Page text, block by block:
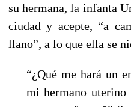
su hermana, la infanta
ciudad y acepte, “a
llano”, a lo que ella se
“¿Qué me hará un
mi hermano uterino